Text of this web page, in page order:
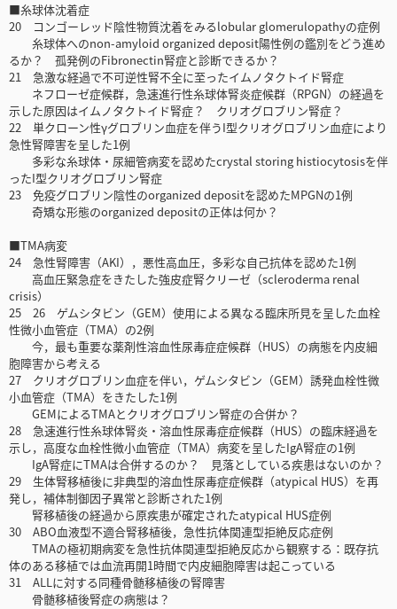
■糸球体沈着症
20 コンゴーレッド陰性物質沈着をみるlobular glomerulopathyの症例
糸球体へのnon-amyloid organized deposit陽性例の鑑別をどう進め
るか？ 孤発例のFibronectin腎症と診断できるか？
21 急激な経過で不可逆性腎不全に至ったイムノタクトイド腎症
ネフローゼ症候群，急速進行性糸球体腎炎症候群（RPGN）の経過を
示した原因はイムノタクトイド腎症？ クリオグロブリン腎症？
22 単クローン性γグロブリン血症を伴うI型クリオグロブリン血症により
急性腎障害を呈した1例
多彩な糸球体・尿細管病変を認めたcrystal storing histiocytosisを伴
ったI型クリオグロブリン腎症
23 免疫グロブリン陰性のorganized depositを認めたMPGNの1例
奇矯な形態のorganized depositの正体は何か？
■TMA病変
24 急性腎障害（AKI），悪性高血圧，多彩な自己抗体を認めた1例
高血圧緊急症をきたした強皮症腎クリーゼ（scleroderma renal
crisis）
25 26 ゲムシタビン（GEM）使用による異なる臨床所見を呈した血栓
性微小血管症（TMA）の2例
今，最も重要な薬剤性溶血性尿毒症症候群（HUS）の病態を内皮細
胞障害から考える
27 クリオグロブリン血症を伴い，ゲムシタビン（GEM）誘発血栓性微
小血管症（TMA）をきたした1例
GEMによるTMAとクリオグロブリン腎症の合併か？
28 急速進行性糸球体腎炎・溶血性尿毒症症候群（HUS）の臨床経過を
示し，高度な血栓性微小血管症（TMA）病変を呈したIgA腎症の1例
IgA腎症にTMAは合併するのか？ 見落としている疾患はないのか？
29 生体腎移植後に非典型的溶血性尿毒症症候群（atypical HUS）を再
発し，補体制御因子異常と診断された1例
腎移植後の経過から原疾患が確定されたatypical HUS症例
30 ABO血液型不適合腎移植後，急性抗体関連型拒絶反応症例
TMAの極初期病変を急性抗体関連型拒絶反応から観察する：既存抗
体のある移植では血流再開1時間で内皮細胞障害は起こっている
31 ALLに対する同種骨髄移植後の腎障害
骨髄移植後腎症の病態は？